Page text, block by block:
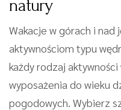
natury
Wakacje w górach i nad
aktywnościom typu
każdy rodzaj
wyposażenia do wieku
pogodowych. Wybierz